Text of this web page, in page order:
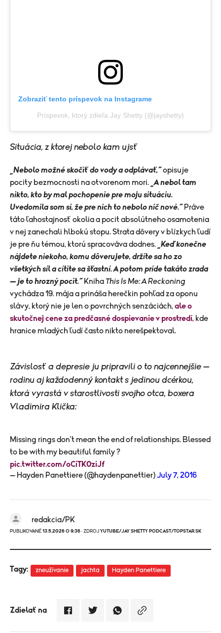
Zobraziť tento príspevok na Instagrame
Príspevok, ktorý zdieľa Jay Shetty (@jayshetty)
Situácia, z ktorej nebolo kam ujsť
„Nebolo možné skočiť do vody a odplávať,“opisuje
pocity bezmocnosti na otvorenom mori. „A nebol tam
nikto, kto by mal pochopenie pre moju situáciu.
Uvedomila som si, že pre nich to nebolo nič nové.“ Práve
táto ľahostajnosť okolia a pocit absolútneho osamotenia
v nej zanechali hlbokú stopu. Strata dôvery v blízkych ľudí
je pre ňu témou, ktorú spracováva dodnes.
„Keď konečne
nájdete niekoho, komu dôverujete, držíte sa ho zo
všetkých síl a cítite sa šťastní. A potom príde takáto zrada
— je to hrozný pocit.“ KnihaThis Is Me: A Reckoning
vychádza 19. mája a prináša herečkin pohľad za oponu
slávy, ktorý nie je len o povrchných senzáciách, ale o
skutočnej cene za predčasné dospievanie v prostredí, kde
hranice mladých ľudí často nikto nerešpektoval.
Závislosť a depresie ju pripravili o to najcennejšie —
rodinu aj každodenný kontakt s jedinou dcérkou,
ktorá vyrastá v starostlivosti svojho otca, boxera
Vladimira Klička:
Missing rings don't mean the end of relationships. Blessed
to be with my beautiful family ?
pic.twitter.com/oCiTK0ziJf
— Hayden Panettiere (@haydenpanettier)July 7, 2016
redakcia/PK
PUBLIKOVANÉ 13.5.2026 O 9:36 · ZDROJ YUTUBE/JAY SHETTY PODCAST/TOPSTAR.SK
Tagy: zneužívanie jachta Hayden Panettiere
Zdielať na